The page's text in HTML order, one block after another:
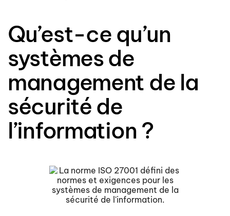
Qu’est-ce qu’un
systèmes de
management de la
sécurité de
l’information ?